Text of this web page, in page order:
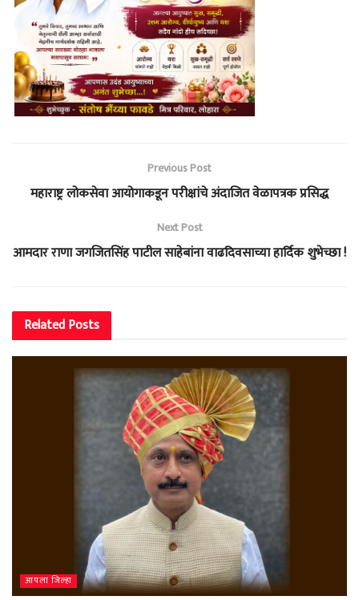
Previous Post
महाराष्ट्र लोकसेवा आयोगाकडून परीक्षांचे अंदाजित वेळापत्रक प्रसिद्ध
Next Post
आमदार राणा जगजितसिंह पाटील साहेबांना वाढदिवसाच्या हार्दिक शुभेच्छा !
RelatedPosts
आपला जिल्हा